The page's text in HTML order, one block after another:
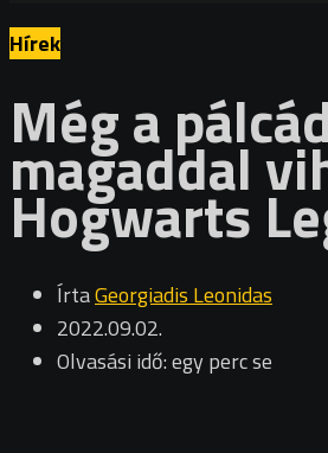
Hírek
Még a
magaddal
Hogwarts
ÍrtaGeorgiadis Leonidas
2022.09.02.
Olvasási idő: egy perc se